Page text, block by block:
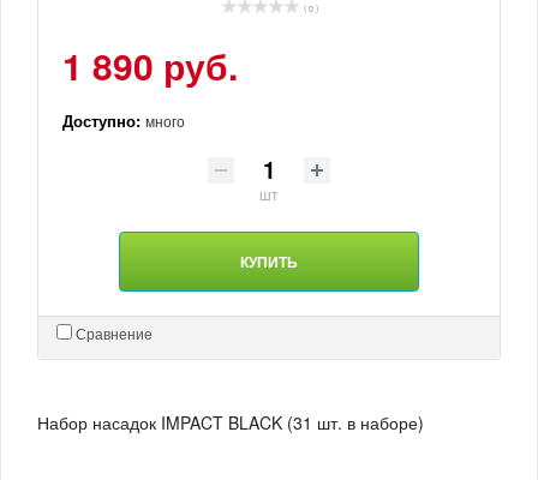
( 0 )
1 890 руб.
Доступно: много
шт
КУПИТЬ
Сравнение
Набор насадок IMPACT BLACK (31 шт. в наборе)